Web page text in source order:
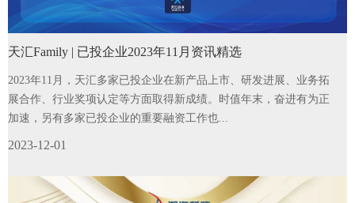
天汇Family | 已投企业2023年11月资讯精选
2023年11月，天汇多家已投企业在新产品上市、研发进展、业务拓
展合作、行业奖项认定等方面取得新成绩。时值年末，奋进有为正
加速，另有多家已投企业的重要融资工作也...
2023-12-01